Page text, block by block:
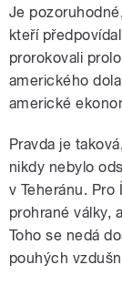
Je
kteří
prorokovali
amerického
americké
Pravda je
nikdy nebylo
v Teheránu.
prohrané války,
Toho se nedá
pouhých